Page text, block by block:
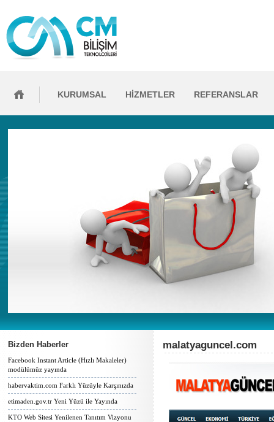
KURUMSAL HİZMETLER REFERANSLAR
Bizden Haberler
Facebook Instant Article (Hızlı Makaleler)
modülümüz yayında
habervaktim.com Farklı Yüzüyle Karşınızda
etimaden.gov.tr Yeni Yüzü ile Yayında
KTO Web Sitesi Yenilenen Tanıtım Vizyonu
malatyaguncel.com